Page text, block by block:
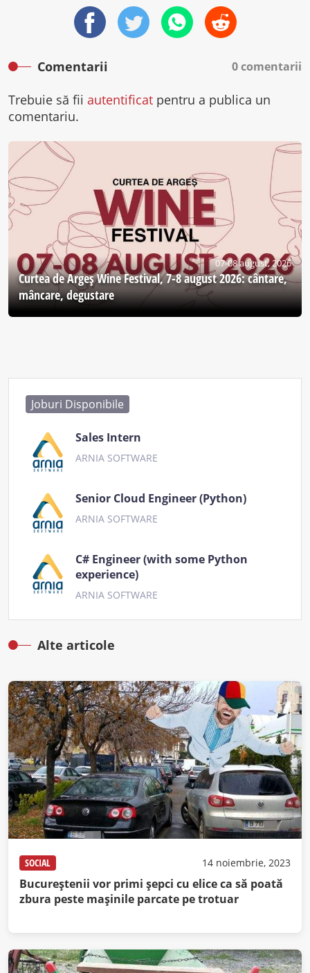
Comentarii 0 comentarii
Trebuie să fii autentificat pentru a publica un
comentariu.
07-08 august, 2026
Curtea de Argeş Wine Festival, 7-8 august 2026: cântare,
mâncare, degustare
Joburi Disponibile
Sales Intern
ARNIA SOFTWARE
Senior Cloud Engineer (Python)
ARNIA SOFTWARE
C# Engineer (with some Python
experience)
ARNIA SOFTWARE
Alte articole
SOCIAL 14 noiembrie, 2023
Bucureştenii vor primi şepci cu elice ca să poată
zbura peste maşinile parcate pe trotuar